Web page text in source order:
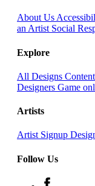
About Us
an Artist Social
Explore
All Designs
Designers Game
Artists
Artist Signup
Follow Us